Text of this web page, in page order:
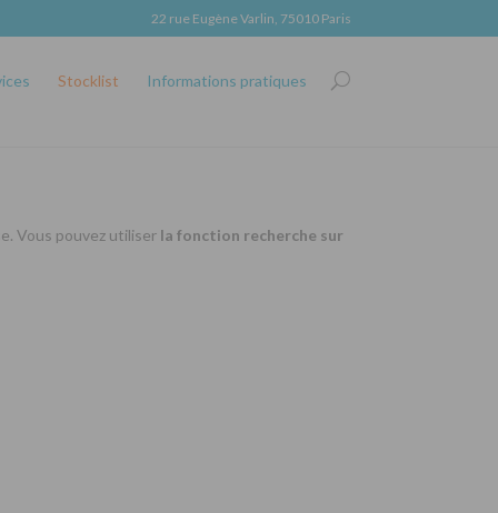
22 rue Eugène Varlin, 75010 Paris
Stocklist Informations pratiques
Vous pouvez utiliser la fonction recherche sur